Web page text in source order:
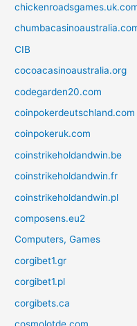
CIB
cocoacasinoaustralia.org
codegarden20.com
coinpokerdeutschland.com
coinpokeruk.com
coinstrikeholdandwin.be
coinstrikeholdandwin.fr
coinstrikeholdandwin.pl
composens.eu2
Computers, Games
corgibet1.gr
corgibet1.pl
corgibets.ca